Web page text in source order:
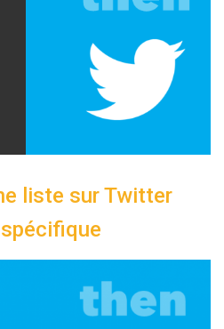
liste sur Twitter